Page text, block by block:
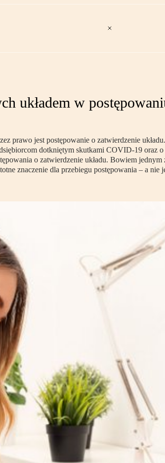
układem w
prawo jest postępowanie o zatwierdzenie
dotkniętym skutkami COVID-19 oraz
o zatwierdzenie układu. Bowiem
znaczenie dla przebiegu postępowania – a